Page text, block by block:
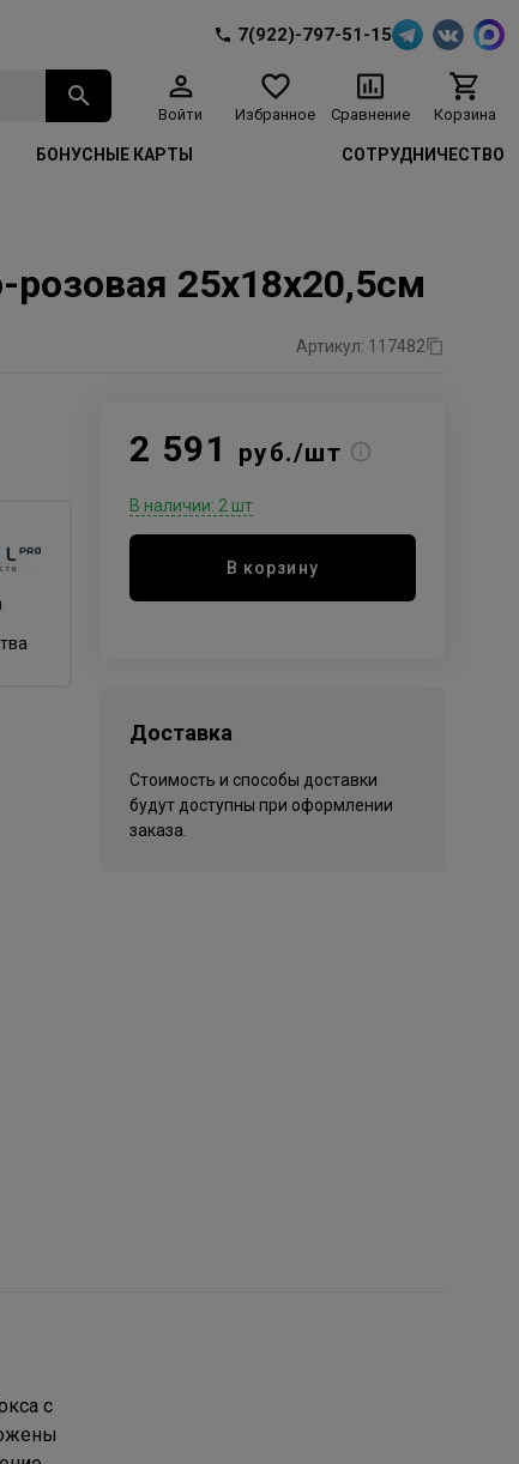
7(922)-797-51-15
Войти Избранное Сравнение Корзина
БОНУСНЫЕ КАРТЫ СОТРУДНИЧЕСТВО
25х18х20,5см
Артикул: 117482
2 591 руб./шт
В наличии: 2 шт
В корзину
Доставка
Стоимость и способы доставки
будут доступны при оформлении
заказа.
с